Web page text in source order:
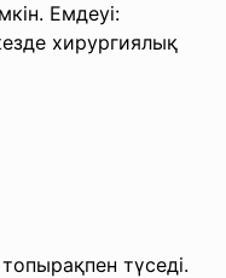
Емдеуі:
хирургиялық
түседі.